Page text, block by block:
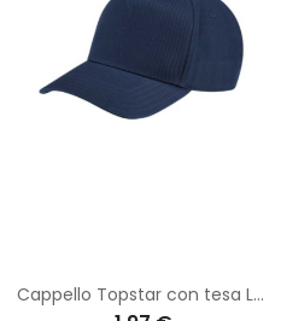
Cappello Topstar con tesa Logica blu navy 100% cotone